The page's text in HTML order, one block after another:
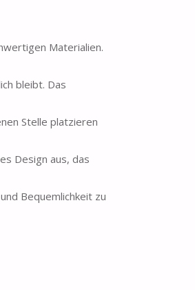
Materialien.
bleibt. Das
Stelle platzieren
Design aus, das
Bequemlichkeit zu